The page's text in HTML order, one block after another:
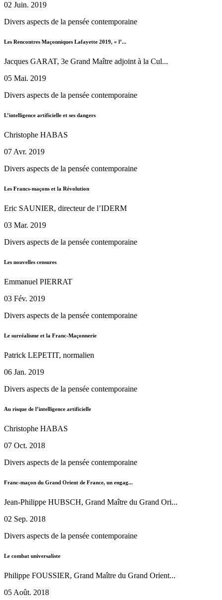
02 Juin. 2019
Divers aspects de la pensée contemporaine
Les Rencontres Maçonniques Lafayette 2019, « l’...
Jacques GARAT, 3e Grand Maître adjoint à la Cul...
05 Mai. 2019
Divers aspects de la pensée contemporaine
L’intelligence artificielle et ses dangers
Christophe HABAS
07 Avr. 2019
Divers aspects de la pensée contemporaine
Les Francs-maçons et la Révolution
Eric SAUNIER, directeur de l’IDERM
03 Mar. 2019
Divers aspects de la pensée contemporaine
Les nouvelles censures
Emmanuel PIERRAT
03 Fév. 2019
Divers aspects de la pensée contemporaine
Le surréalisme et la Franc-Maçonnerie
Patrick LEPETIT, normalien
06 Jan. 2019
Divers aspects de la pensée contemporaine
Au risque de l’intelligence artificielle
Christophe HABAS
07 Oct. 2018
Divers aspects de la pensée contemporaine
Franc-maçon du Grand Orient de France, un engag...
Jean-Philippe HUBSCH, Grand Maître du Grand Ori...
02 Sep. 2018
Divers aspects de la pensée contemporaine
Le combat universaliste
Philippe FOUSSIER, Grand Maître du Grand Orient...
05 Août. 2018